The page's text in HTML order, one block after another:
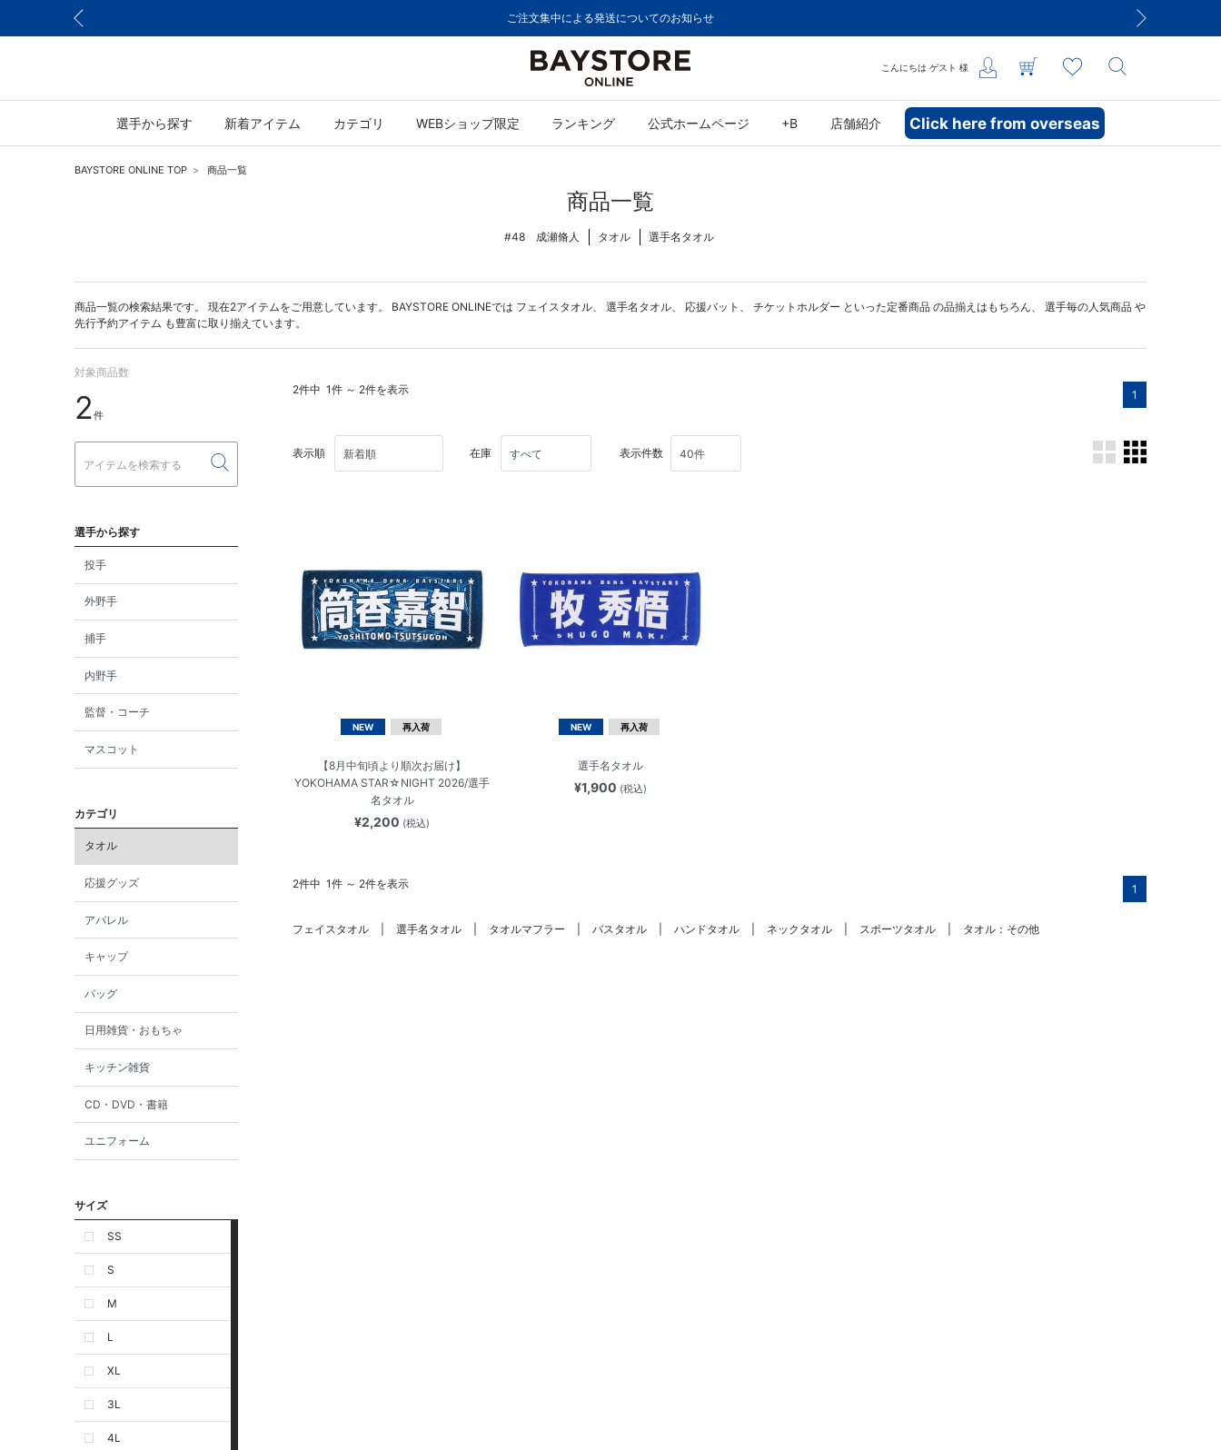
ご注文集中による発送についてのお知らせ
こんにちは ゲスト 様
選手から探す 新着アイテム カテゴリ WEBショップ限定 ランキング 公式ホームページ +B 店舗紹介 Click here from overseas
BAYSTORE ONLINE TOP 商品一覧
商品一覧
#48 成瀬脩人 タオル 選手名タオル
商品一覧の検索結果です。 現在2アイテムをご用意しています。 BAYSTORE ONLINEでは フェイスタオル、 選手名タオル、 応援バット 、 チケットホルダー といった定番商品 の品揃えはもちろん、 選手毎の人気商品 や
先行予約アイテム も豊富に取り揃えています。
対象商品数
2件
選手から探す
投手
外野手
捕手
内野手
監督・コーチ
マスコット
カテゴリ
タオル
応援グッズ
アパレル
キャップ
バッグ
日用雑貨・おもちゃ
キッチン雑貨
CD・DVD・書籍
ユニフォーム
サイズ
SS
S
M
L
XL
3L
4L
2件中 1件 ～ 2件を表示 1
表示順 在庫 表示件数
NEW 再入荷
【8月中旬頃より順次お届け】
YOKOHAMA STAR☆NIGHT 2026/選手
名タオル
¥2,200 (税込)
NEW 再入荷
選手名タオル
¥1,900 (税込)
2件中 1件 ～ 2件を表示 1
フェイスタオル 選手名タオル タオルマフラー バスタオル ハンドタオル ネックタオル スポーツタオル タオル：その他